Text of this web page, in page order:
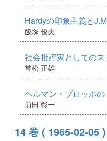
Hardyの印象主義と
飯塚 俊夫
社会批評家としての
常松 正雄
ヘルマン・ブロッホ
前田 彰一
14 巻 ( 1965-02-05 )